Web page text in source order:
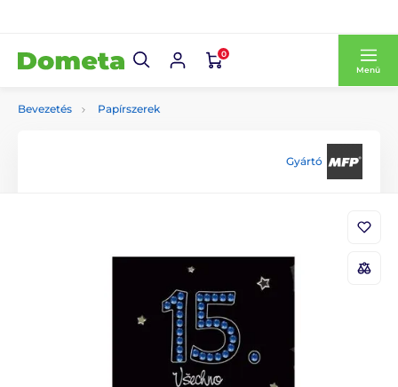
0
Menü
Bevezetés Papírszerek
Gyártó